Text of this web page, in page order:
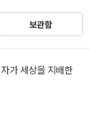
보관함
가 세상을 지배한